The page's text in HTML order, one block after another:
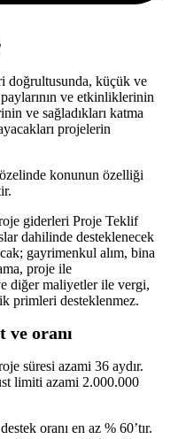
doğrultusunda, küçük ve
ve etkinliklerinin
ve sağladıkları katma
projelerin
konunun özelliği
giderleri Proje Teklif
dahilinde desteklenecek
gayrimenkul alım, bina
proje ile
diğer maliyetler ile vergi,
primleri desteklenmez.
ve oranı
süresi azami 36 aydır.
limiti azami 2.000.000
oranı en az % 60’tır.